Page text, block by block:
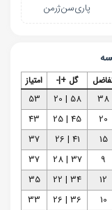
پاری‌سن‌ژرمن
گل +|- امتیاز
38
58 | 20
53
20
45 | 25
43
15
41 | 26
37
9
37 | 28
37
12
34 | 22
35
10
36 | 26
33